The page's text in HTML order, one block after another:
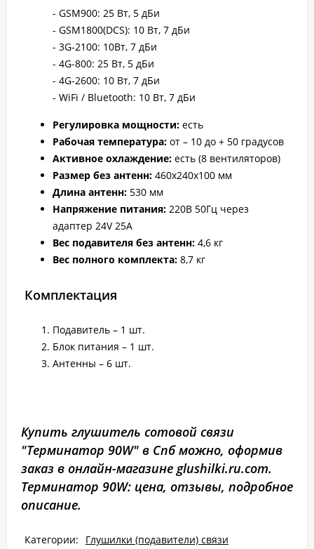
- GSM900: 25 Вт, 5 дБи
- GSM1800(DCS): 10 Вт, 7 дБи
- 3G-2100: 10Вт, 7 дБи
- 4G-800: 25 Вт, 5 дБи
- 4G-2600: 10 Вт, 7 дБи
- WiFi / Bluetooth: 10 Вт, 7 дБи
Регулировка мощности: есть
Рабочая температура: от – 10 до + 50 градусов
Активное охлаждение: есть (8 вентиляторов)
Размер без антенн: 460х240х100 мм
Длина антенн: 530 мм
Напряжение питания: 220В 50Гц через
адаптер 24V 25A
Вес подавителя без антенн: 4,6 кг
Вес полного комплекта: 8,7 кг
Комплектация
Подавитель – 1 шт.
Блок питания – 1 шт.
Антенны – 6 шт.
Купить глушитель сотовой связи
"Терминатор 90W" в Спб можно, оформив
заказ в онлайн-магазине glushilki.ru.com.
Терминатор 90W: цена, отзывы, подробное
описание.
Категории:
Глушилки (подавители) связи